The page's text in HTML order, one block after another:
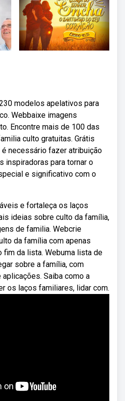
modelos apelativos para
Webbaixe imagens
Encontre mais de 100 das
culto gratuitas. Grátis
necessário fazer atribuição
inspiradoras para tornar o
e significativo com o
e fortaleça os laços
ideias sobre culto da família,
de familia. Webcrie
da família com apenas
fim da lista. Webuma lista de
sobre a família, com
Saiba como a
os laços familiares, lidar com.